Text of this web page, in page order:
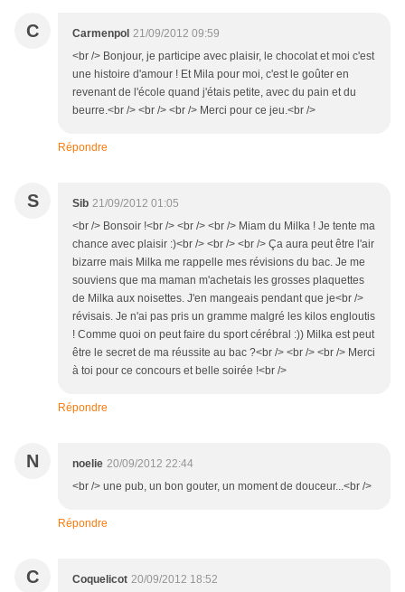
C Carmenpol 21/09/2012 09:59
<br /> Bonjour, je participe avec plaisir, le chocolat et moi c'est
une histoire d'amour ! Et Mila pour moi, c'est le goûter en
revenant de l'école quand j'étais petite, avec du pain et du
beurre.<br /> <br /> <br /> Merci pour ce jeu.<br />
Répondre
S Sib 21/09/2012 01:05
<br /> Bonsoir !<br /> <br /> <br /> Miam du Milka ! Je tente ma
chance avec plaisir :)<br /> <br /> <br /> Ça aura peut être l'air
bizarre mais Milka me rappelle mes révisions du bac. Je me
souviens que ma maman m'achetais les grosses plaquettes
de Milka aux noisettes. J'en mangeais pendant que je<br />
révisais. Je n'ai pas pris un gramme malgré les kilos engloutis
! Comme quoi on peut faire du sport cérébral :)) Milka est peut
être le secret de ma réussite au bac ?<br /> <br /> <br /> Merci
à toi pour ce concours et belle soirée !<br />
Répondre
N noelie 20/09/2012 22:44
<br /> une pub, un bon gouter, un moment de douceur...<br />
Répondre
C Coquelicot 20/09/2012 18:52